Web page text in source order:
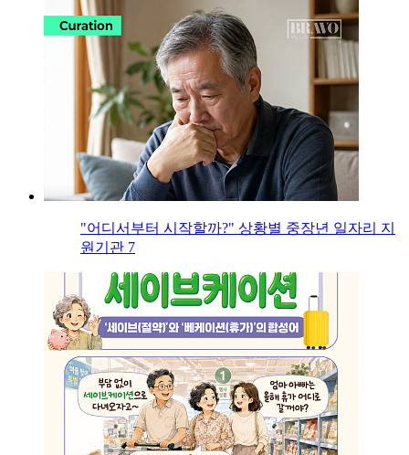
"어디서부터 시작할까?" 상황별 중장년 일자리 지
원기관 7